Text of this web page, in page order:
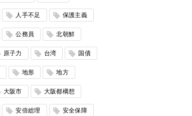
人手不足 保護主義
公務員 北朝鮮
原子力 台湾 国債
地形 地方
大阪市 大阪都構想
安倍総理 安全保障